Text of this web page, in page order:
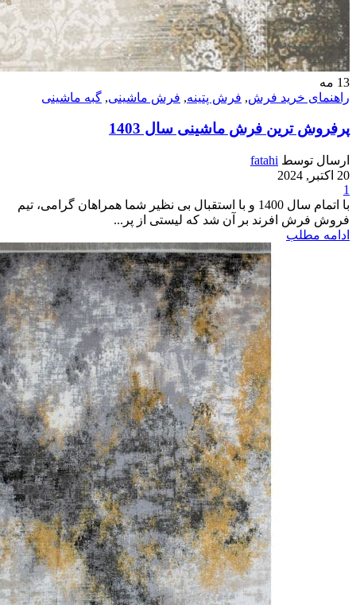
13 مه
راهنمای خرید فرش, فرش پتینه, فرش ماشینی, گبه ماشینی
پرفروش ترین فرش ماشینی سال 1403
ارسال توسط fatahi
20 اکتبر, 2024
1
با اتمام سال 1400 و با استقبال بی نظیر شما همراهان گرامی، تیم
فروش فرش افرند بر آن شد که لیستی از پر...
ادامه مطلب